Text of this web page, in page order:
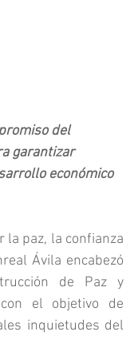
del
garantizar
económico
la paz, la confianza
Ávila encabezó
de Paz y
el objetivo de
inquietudes del